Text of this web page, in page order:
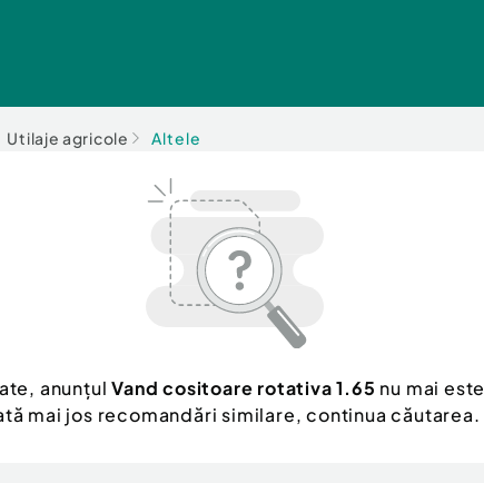
Utilaje agricole Altele
anunțulVand cositoare rotativa 1.65 nu mai
mai jos recomandări similare, continua căutarea.